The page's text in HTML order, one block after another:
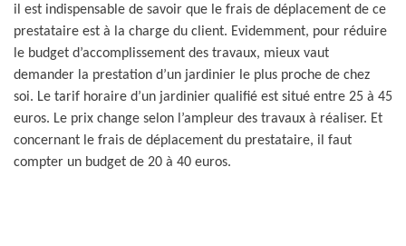
il est indispensable de savoir que le frais de déplacement de ce
prestataire est à la charge du client. Evidemment, pour réduire
le budget d’accomplissement des travaux, mieux vaut
demander la prestation d’un jardinier le plus proche de chez
soi. Le tarif horaire d’un jardinier qualifié est situé entre 25 à 45
euros. Le prix change selon l’ampleur des travaux à réaliser. Et
concernant le frais de déplacement du prestataire, il faut
compter un budget de 20 à 40 euros.